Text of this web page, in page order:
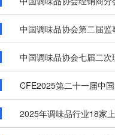
中国调味品协会第二届
中国调味品协会七届二
CFE2025第二十一届中
2025年调味品行业18家